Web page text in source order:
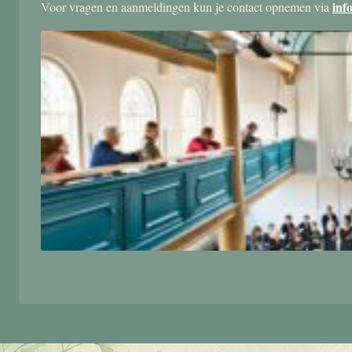
Voor vragen en aanmeldingen kun je contact opnemen via